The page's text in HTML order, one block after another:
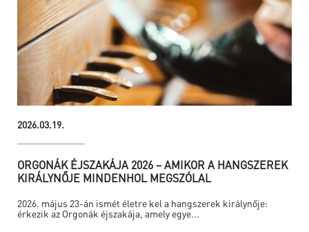
2026.03.19.
ORGONÁK ÉJSZAKÁJA 2026 – AMIKOR A HANGSZEREK
KIRÁLYNŐJE MINDENHOL MEGSZÓLAL
2026. május 23-án ismét életre kel a hangszerek királynője:
érkezik az Orgonák éjszakája, amely egye...